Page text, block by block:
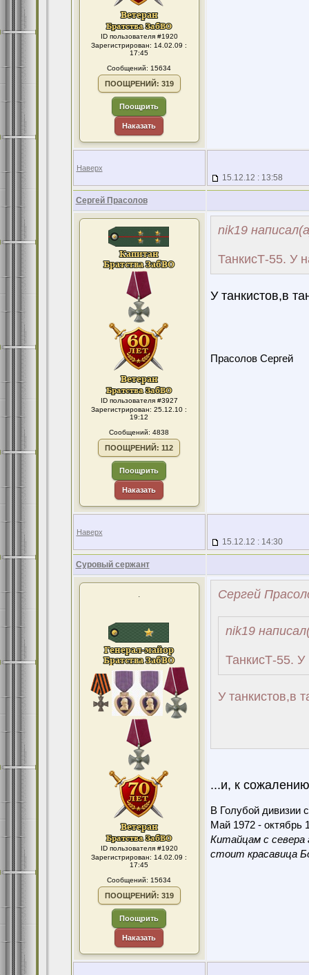
ID пользователя #1920
Зарегистрирован: 14.02.09 :
17:45
Сообщений: 15634
ПООЩРЕНИЙ: 319
Поощрить
Наказать
Наверх
15.12.12 : 13:58
Сергей Прасолов
ID пользователя #3927
Зарегистрирован: 25.12.10 :
19:12
Сообщений: 4838
ПООЩРЕНИЙ: 112
Поощрить
Наказать
nik19
ТанкисТ-55. У
У танкистов,в
Прасолов Сергей
Наверх
15.12.12 : 14:30
Суровый сержант
.
ID пользователя #1920
Зарегистрирован: 14.02.09 :
17:45
Сообщений: 15634
ПООЩРЕНИЙ: 319
Поощрить
Наказать
Сергей
nik19
ТанкисТ-55.
У танкистов,в
...и, к
В Голубой дивизии
Май 1972 - октябрь
Китайцам с севера
стоит красавица